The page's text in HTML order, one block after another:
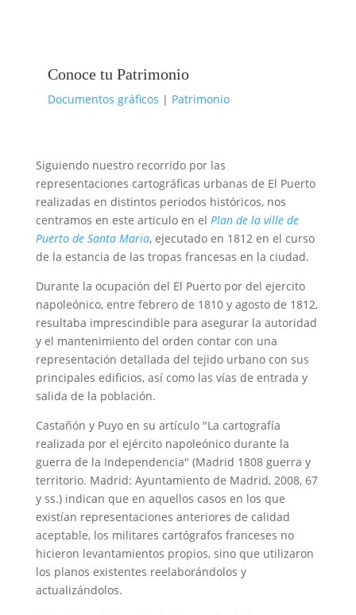
Conoce tu Patrimonio
Documentos gráficos | Patrimonio
Siguiendo nuestro recorrido por las
representaciones cartográficas urbanas de El Puerto
realizadas en distintos periodos históricos, nos
centramos en este articulo en el Plan de la ville de
Puerto de Santa Maria, ejecutado en 1812 en el curso
de la estancia de las tropas francesas en la ciudad.
Durante la ocupación del El Puerto por del ejercito
napoleónico, entre febrero de 1810 y agosto de 1812,
resultaba imprescindible para asegurar la autoridad
y el mantenimiento del orden contar con una
representación detallada del tejido urbano con sus
principales edificios, así como las vías de entrada y
salida de la población.
Castañón y Puyo en su artículo "La cartografía
realizada por el ejército napoleónico durante la
guerra de la Independencia" (Madrid 1808 guerra y
territorio. Madrid: Ayuntamiento de Madrid, 2008, 67
y ss.) indican que en aquellos casos en los que
existían representaciones anteriores de calidad
aceptable, los militares cartógrafos franceses no
hicieron levantamientos propios, sino que utilizaron
los planos existentes reelaborándolos y
actualizándolos.